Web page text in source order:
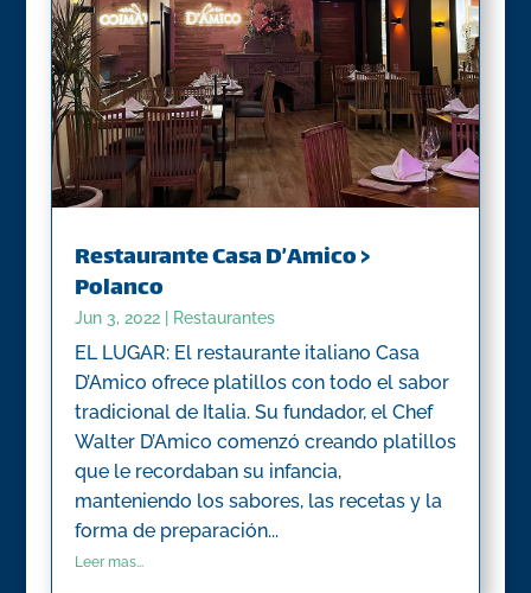
Restaurante Casa D’Amico >
Polanco
Jun 3, 2022| Restaurantes
EL LUGAR: El restaurante italiano Casa
D’Amico ofrece platillos con todo el sabor
tradicional de Italia. Su fundador, el Chef
Walter D’Amico comenzó creando platillos
que le recordaban su infancia,
manteniendo los sabores, las recetas y la
forma de preparación...
Leer mas...